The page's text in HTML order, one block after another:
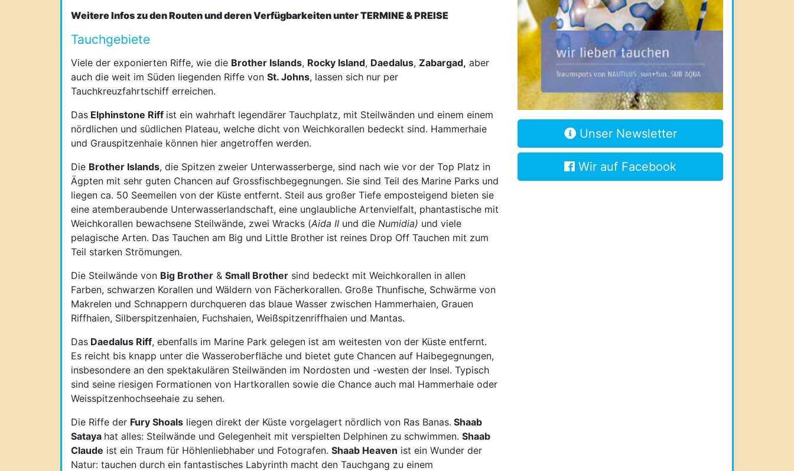
Weitere Infos zu den Routen und deren Verfügbarkeiten unterTERMINE & PREISE
Tauchgebiete
Viele der exponierten Riffe, wie die Brother Islands, Rocky Island, Daedalus, Zabargad, aber
auch die weit im Süden liegenden Riffe von St. Johns, lassen sich nur per
Tauchkreuzfahrtschiff erreichen.
Das Elphinstone Riff ist ein wahrhaft legendärer Tauchplatz, mit Steilwänden und einem einem
nördlichen und südlichen Plateau, welche dicht von Weichkorallen bedeckt sind. Hammerhaie
und Grauspitzenhaie können hier angetroffen werden.
Die Brother Islands, die Spitzen zweier Unterwasserberge, sind nach wie vor der Top Platz in
Ägpten mit sehr guten Chancen auf Grossfischbegegnungen. Sie sind Teil des Marine Parks und
liegen ca. 50 Seemeilen von der Küste entfernt. Steil aus großer Tiefe emposteigend bieten sie
eine atemberaubende Unterwasserlandschaft, eine unglaubliche Artenvielfalt, phantastische mit
Weichkorallen bewachsene Steilwände, zwei Wracks (Aida II und die Numidia) und viele
pelagische Arten. Das Tauchen am Big und Little Brother ist reines Drop Off Tauchen mit zum
Teil starken Strömungen.
Die Steilwände von Big Brother & Small Brother sind bedeckt mit Weichkorallen in allen
Farben, schwarzen Korallen und Wäldern von Fächerkorallen. Große Thunfische, Schwärme von
Makrelen und Schnappern durchqueren das blaue Wasser zwischen Hammerhaien, Grauen
Riffhaien, Silberspitzenhaien, Fuchshaien, Weißspitzenriffhaien und Mantas.
Das Daedalus Riff, ebenfalls im Marine Park gelegen ist am weitesten von der Küste entfernt.
Es reicht bis knapp unter die Wasseroberfläche und bietet gute Chancen auf Haibegegnungen,
insbesondere an den spektakulären Steilwänden im Nordosten und -westen der Insel. Typisch
sind seine riesigen Formationen von Hartkorallen sowie die Chance auch mal Hammerhaie oder
Weisspitzenhochseehaie zu sehen.
Die Riffe der Fury Shoals liegen direkt der Küste vorgelagert nördlich von Ras Banas. Shaab
Sataya hat alles: Steilwände und Gelegenheit mit verspielten Delphinen zu schwimmen. Shaab
Claude ist ein Traum für Höhlenliebhaber und Fotografen. Shaab Heaven ist ein Wunder der
Natur: tauchen durch ein fantastisches Labyrinth macht den Tauchgang zu einem
Unser Newsletter
Wir auf Facebook